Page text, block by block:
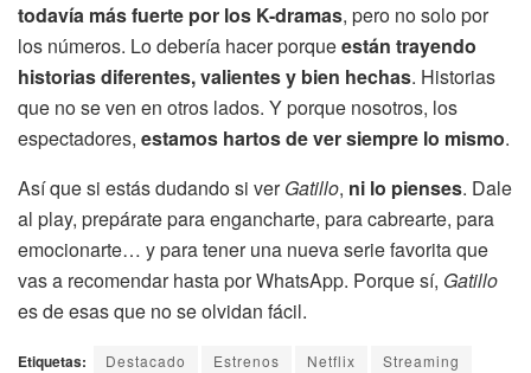
todavía más fuerte por los K-dramas, pero no solo por
los números. Lo debería hacer porqueestán trayendo
historias diferentes, valientes y bien hechas. Historias
que no se ven en otros lados. Y porque nosotros, los
espectadores, estamos hartos de ver siempre lo mismo.
Así que si estás dudando si verGatillo, ni lo pienses. Dale
al play, prepárate para engancharte, para cabrearte, para
emocionarte… y para tener una nueva serie favorita que
vas a recomendar hasta por WhatsApp. Porque sí, Gatillo
es de esas que no se olvidan fácil.
Etiquetas: Destacado Estrenos Netflix Streaming